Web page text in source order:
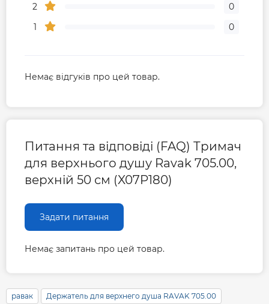
2
0
1
0
Немає відгуків про цей товар.
Питання та відповіді (FAQ) Тримач
для верхнього душу Ravak 705.00,
верхній 50 см (X07P180)
Задати питання
Немає запитань про цей товар.
равак Держатель для верхнего душа RAVAK 705.00